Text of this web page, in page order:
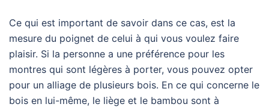
Ce qui est important de savoir dans ce cas, est la
mesure du poignet de celui à qui vous voulez faire
plaisir. Si la personne a une préférence pour les
montres qui sont légères à porter, vous pouvez opter
pour un alliage de plusieurs bois. En ce qui concerne le
bois en lui-même, le liège et le bambou sont à